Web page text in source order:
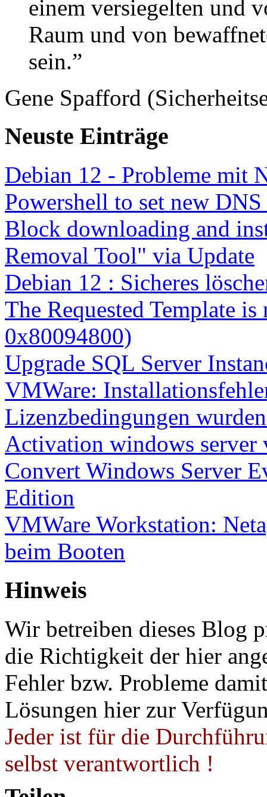
einem versiegelten und
Raum und von
sein.”
Gene Spafford
Neuste Einträge
Debian 12 - Probleme mit
Powershell to set new
Block downloading and
Removal Tool" via Update
Debian 12 : Sicheres
The Requested Template
0x80094800)
Upgrade SQL Server
VMWare:
Lizenzbedingungen
Activation windows server
Convert Windows Server
Edition
VMWare Workstation:
beim Booten
Hinweis
Wir betreiben dieses Blog
die Richtigkeit der hier
Fehler bzw. Probleme
Lösungen hier zur
Jeder ist für die
selbst verantwortlich !